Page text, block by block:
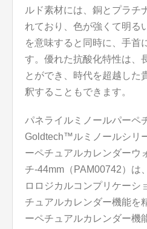
ルド素材には、銅とプラチ
れており、色が強くて明る
を意味すると同時に、手首
す。優れた抗酸化特性は、
とができ、時代を超越した
釈することもできます。
パネライルミノールパーペ
Goldtech™ルミノールシリ
ーペチュアルカレンダーウ
チ-44mm（PAM00742）は
ロロジカルコンプリケーシ
チュアルカレンダー機能を
ーペチュアルカレンダー機